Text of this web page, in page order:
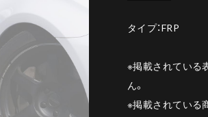
タイプ：FRP
※掲載されている
ん。
※掲載されている